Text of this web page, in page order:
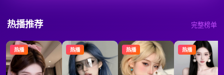
热播推荐 完整榜单
热播 热播 热播 热播